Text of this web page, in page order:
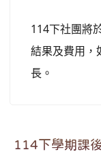
114下社團將
結果及費用，
長。
114下學期課